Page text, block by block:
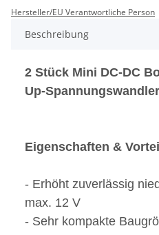
Hersteller/EU Verantwortliche Person
Beschreibung
2 Stück Mini DC-DC
Up-Spannungswandler
Eigenschaften &
- Erhöht zuverlässig
max. 12 V
- Sehr kompakte